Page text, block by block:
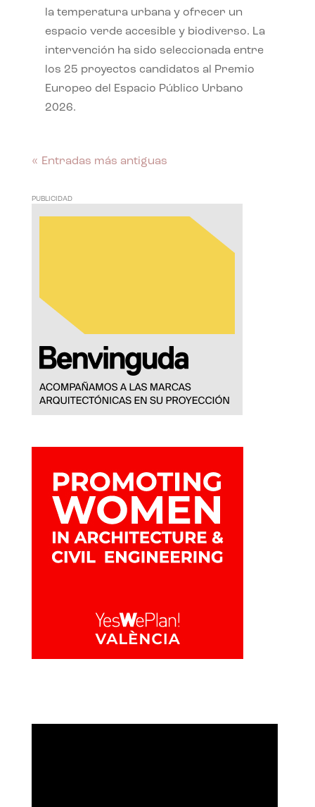
la temperatura urbana y ofrecer un
espacio verde accesible y biodiverso. La
intervención ha sido seleccionada entre
los 25 proyectos candidatos al Premio
Europeo del Espacio Público Urbano
2026.
« Entradas más antiguas
PUBLICIDAD